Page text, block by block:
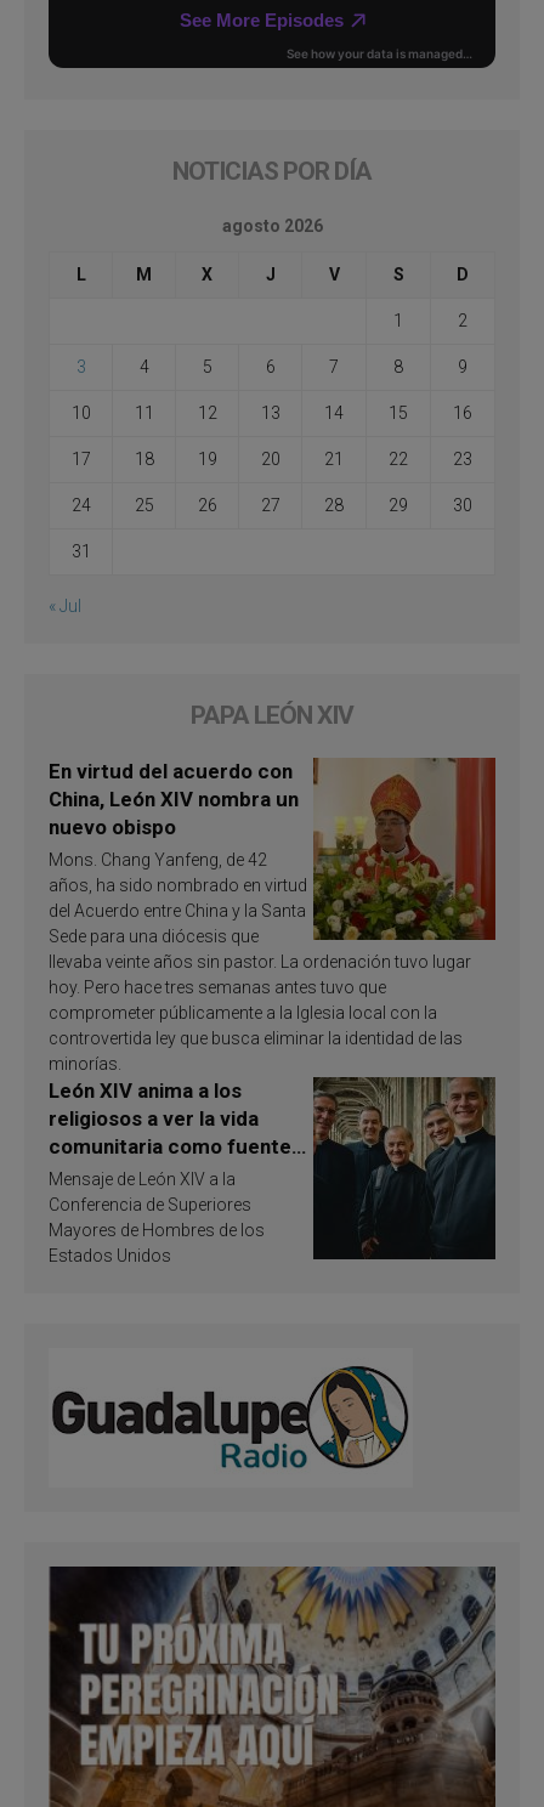
NOTICIAS POR DÍA
agosto 2026
L M X J V S D
1 2
3 4 5 6 7 8 9
10 11 12 13 14 15 16
17 18 19 20 21 22 23
24 25 26 27 28 29 30
31
« Jul
PAPA LEÓN XIV
En virtud del acuerdo con
China, León XIV nombra un
nuevo obispo
Mons. Chang Yanfeng, de 42
años, ha sido nombrado en virtud
del Acuerdo entre China y la Santa
Sede para una diócesis que
llevaba veinte años sin pastor. La ordenación tuvo lugar
hoy. Pero hace tres semanas antes tuvo que
comprometer públicamente a la Iglesia local con la
controvertida ley que busca eliminar la identidad de las
minorías.
León XIV anima a los
religiosos a ver la vida
comunitaria como fuente
de inspiración y
santificación
Mensaje de León XIV a la
Conferencia de Superiores
Mayores de Hombres de los
Estados Unidos